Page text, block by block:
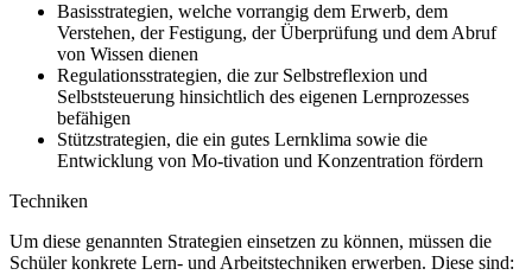
Basisstrategien, welche vorrangig dem Erwerb, dem
Verstehen, der Festigung, der Überprüfung und dem Abruf
von Wissen dienen
Regulationsstrategien, die zur Selbstreflexion und
Selbststeuerung hinsichtlich des eigenen Lernprozesses
befähigen
Stützstrategien, die ein gutes Lernklima sowie die
Entwicklung von Mo-tivation und Konzentration fördern
Techniken
Um diese genannten Strategien einsetzen zu können, müssen die
Schüler konkrete Lern- und Arbeitstechniken erwerben. Diese sind: